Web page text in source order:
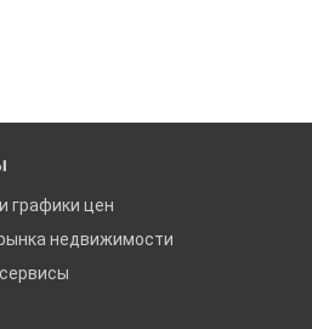
графики цен
недвижимости